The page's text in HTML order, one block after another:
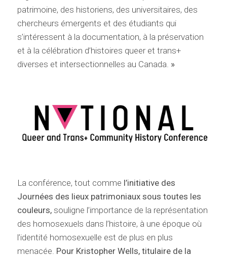
patrimoine, des historiens, des universitaires, des
chercheurs émergents et des étudiants qui
s’intéressent à la documentation, à la préservation
et à la célébration d’histoires queer et trans+
diverses et intersectionnelles au Canada. »
La conférence, tout comme l’initiative des
Journées des lieux patrimoniaux sous toutes les
couleurs, souligne l’importance de la représentation
des homosexuels dans l’histoire, à une époque où
l’identité homosexuelle est de plus en plus
menacée. Pour Kristopher Wells, titulaire de la